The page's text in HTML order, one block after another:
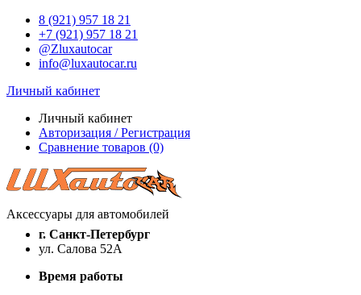
8 (921) 957 18 21
+7 (921) 957 18 21
@Zluxautocar
info@luxautocar.ru
Личный кабинет
Личный кабинет
Авторизация / Регистрация
Сравнение товаров (0)
Аксессуары для автомобилей
г. Санкт-Петербург
ул. Салова 52А
Время работы